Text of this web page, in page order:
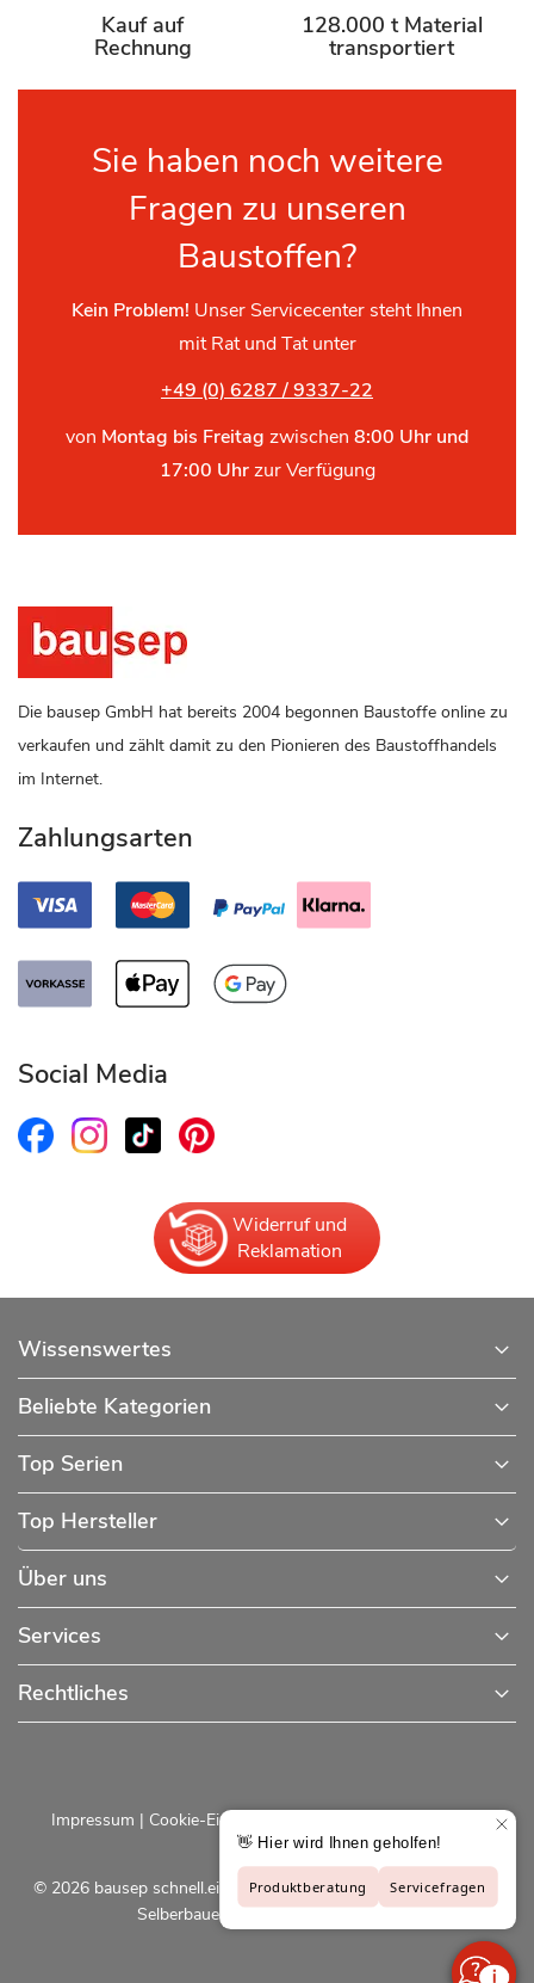
Kauf auf
Rechnung
128.000 t Material
transportiert
Sie haben noch weitere
Fragen zu unseren
Baustoffen?
Kein Problem! Unser Servicecenter steht Ihnen
mit Rat und Tat unter
+49 (0) 6287 / 9337-22
von Montag bis Freitag zwischen 8:00 Uhr und
17:00 Uhrzur Verfügung
Die bausep GmbH hat bereits 2004 begonnen Baustoffe online zu
verkaufen und zählt damit zu den Pionieren des Baustoffhandels
im Internet.
Zahlungsarten
Social Media
Widerruf und
Reklamation
Wissenswertes
Beliebte Kategorien
Top Serien
Top Hersteller
Über uns
Services
Rechtliches
© 2026 bausep schnell.einfach.preiswert - Baustoffe online für
Selberbauer und Profis |bausep.de
Impressum | Cookie-Einstellungen